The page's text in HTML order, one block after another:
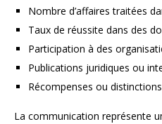
Nombre d’affaires traitées
Taux de réussite dans des
Participation à des
Publications juridiques ou
Récompenses ou
La communication représente